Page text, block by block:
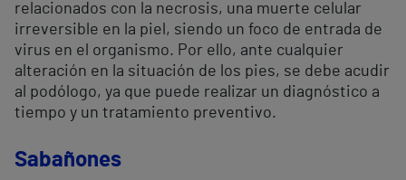
relacionados con la necrosis, una muerte celular
irreversible en la piel, siendo un foco de entrada de
virus en el organismo. Por ello, ante cualquier
alteración en la situación de los pies, se debe acudir
al podólogo, ya que puede realizar un diagnóstico a
tiempo y un tratamiento preventivo.
Sabañones